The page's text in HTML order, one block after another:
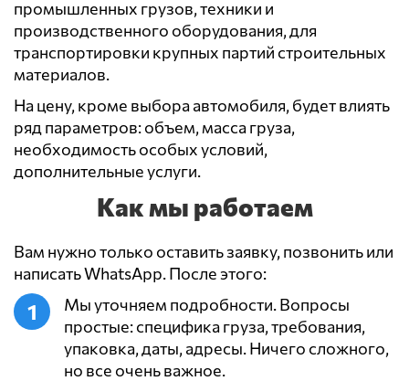
промышленных грузов, техники и
производственного оборудования, для
транспортировки крупных партий строительных
материалов.
На цену, кроме выбора автомобиля, будет влиять
ряд параметров: объем, масса груза,
необходимость особых условий,
дополнительные услуги.
Как мы работаем
Вам нужно только оставить заявку, позвонить или
написать WhatsApp. После этого:
Мы уточняем подробности. Вопросы
простые: специфика груза, требования,
упаковка, даты, адресы. Ничего сложного,
но все очень важное.